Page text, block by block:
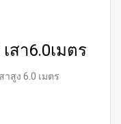
สา6.0เมตร
สูง 6.0 เมตร